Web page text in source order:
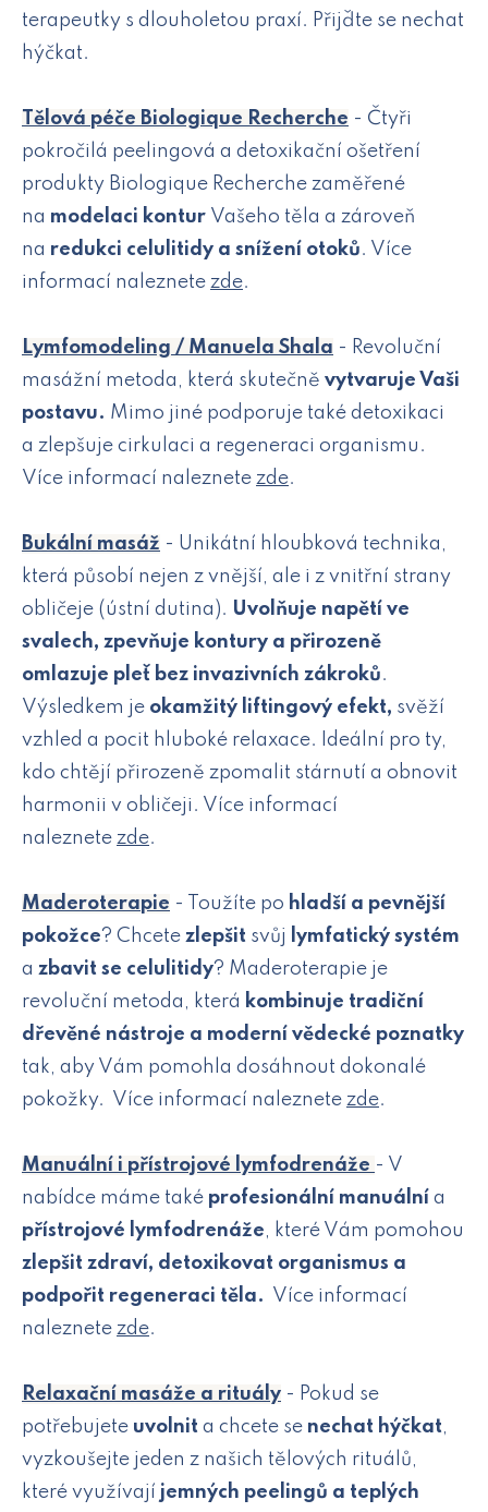
terapeutky s dlouholetou praxí. Přijďte se nechat
hýčkat.
Tělová péče Biologique Recherche - Čtyři
pokročilá peelingová a detoxikační ošetření
produkty Biologique Recherche zaměřené
na modelaci kontur Vašeho těla a zároveň
na redukci celulitidy a snížení otoků. Více
informací naleznete zde.
Lymfomodeling / Manuela Shala - Revoluční
masážní metoda, která skutečně vytvaruje Vaši
postavu. Mimo jiné podporuje také detoxikaci
a zlepšuje cirkulaci a regeneraci organismu.
Více informací naleznete zde.
Bukální masáž - Unikátní hloubková technika,
která působí nejen z vnější, ale i z vnitřní strany
obličeje (ústní dutina). Uvolňuje napětí ve
svalech, zpevňuje kontury a přirozeně
omlazuje pleť bez invazivních zákroků.
Výsledkem je okamžitý liftingový efekt, svěží
vzhled a pocit hluboké relaxace. Ideální pro ty,
kdo chtějí přirozeně zpomalit stárnutí a obnovit
harmonii v obličeji. Více informací
naleznete zde.
Maderoterapie - Toužíte po hladší a pevnější
pokožce? Chcete zlepšit svůj
lymfatický systém
a zbavit se celulitidy? Maderoterapie je
revoluční metoda, která kombinuje tradiční
dřevěné nástroje a moderní vědecké poznatky
tak, aby Vám pomohla dosáhnout dokonalé
pokožky. Více informací naleznete zde.
Manuální i přístrojové lymfodrenáže - V
nabídce máme také profesionální manuální a
přístrojové lymfodrenáže, které Vám pomohou
zlepšit zdraví, detoxikovat organismus a
podpořit regeneraci těla.
Více informací
naleznete zde.
Relaxační masáže a rituály - Pokud se
potřebujete uvolnit a chcete se nechat hýčkat,
vyzkoušejte jeden z našich tělových rituálů,
které využívají jemných peelingů a teplých